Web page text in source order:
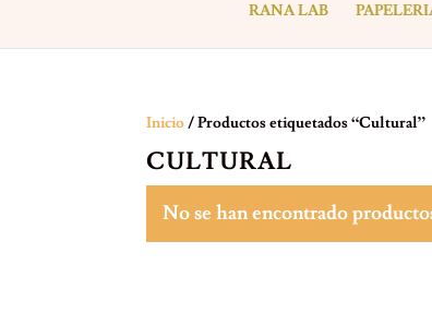
RANA LAB
Inicio/ Productos etiquetados “Cultural”
CULTURAL
No se han encontrado